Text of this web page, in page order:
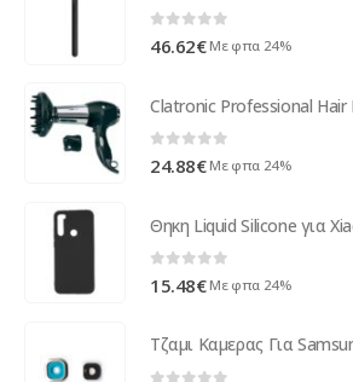
0out of 5
46.62€ Με φπα 24%
Clatronic Professional
0 out of 5
24.88€ Με φπα 24%
0 out of 5
15.48€ Με φπα 24%